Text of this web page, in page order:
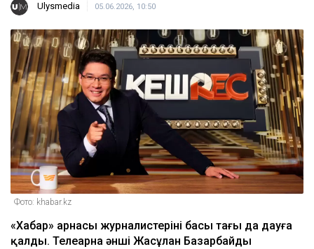
Ulysmedia 05.06.2026, 10:50
Фото: khabar.kz
«Хабар» арнасы журналистерінің басы тағы да дауға
қалды. Телеарна әнші Жасұлан Базарбайды